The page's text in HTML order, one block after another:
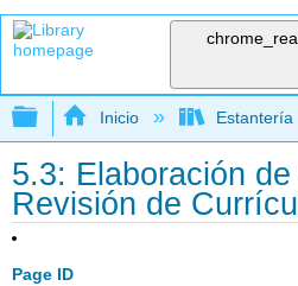
Expandir/contraer
Inicio Estantería
5.3: Elaboración
Revisión de
Page ID